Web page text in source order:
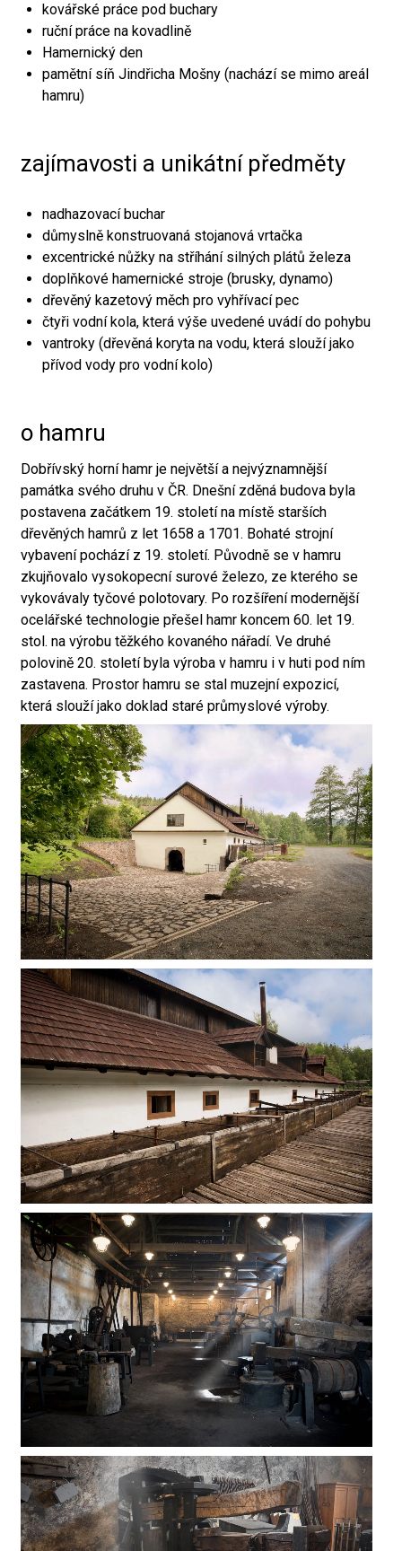
kovářské práce pod buchary
ruční práce na kovadlině
Hamernický den
pamětní síň Jindřicha Mošny (nachází se mimo areál
hamru)
zajímavosti a unikátní předměty
nadhazovací buchar
důmyslně konstruovaná stojanová vrtačka
excentrické nůžky na stříhání silných plátů železa
doplňkové hamernické stroje (brusky, dynamo)
dřevěný kazetový měch pro vyhřívací pec
čtyři vodní kola, která výše uvedené uvádí do pohybu
vantroky (dřevěná koryta na vodu, která slouží jako
přívod vody pro vodní kolo)
o hamru
Dobřívský horní hamr je největší a nejvýznamnější
památka svého druhu v ČR. Dnešní zděná budova byla
postavena začátkem 19. století na místě starších
dřevěných hamrů z let 1658 a 1701. Bohaté strojní
vybavení pochází z 19. století. Původně se v hamru
zkujňovalo vysokopecní surové železo, ze kterého se
vykovávaly tyčové polotovary. Po rozšíření modernější
ocelářské technologie přešel hamr koncem 60. let 19.
stol. na výrobu těžkého kovaného nářadí. Ve druhé
polovině 20. století byla výroba v hamru i v huti pod ním
zastavena. Prostor hamru se stal muzejní expozicí,
která slouží jako doklad staré průmyslové výroby.